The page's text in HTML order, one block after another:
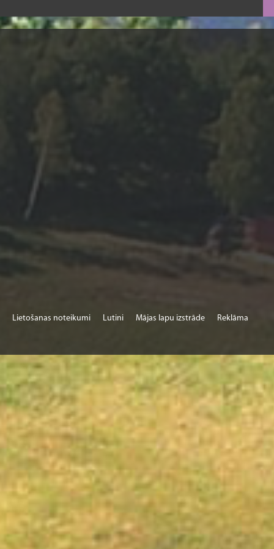
Lietošanas noteikumi Lutini Mājas lapu izstrāde Reklāma